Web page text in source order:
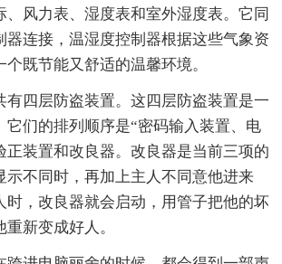
、风力表、湿度表和室外湿度表。它同
器连接，温湿度控制器根据这些气象资
既节能又舒适的温馨环境。
四层防盗装置。这四层防盗装置是一
它们的排列顺序是“密码输入装置、电
正装置和改良器。改良器是当前三项的
示不同时，再加上主人不同意他进来
时，改良器就会启动，用管子把他的坏
新变成好人。